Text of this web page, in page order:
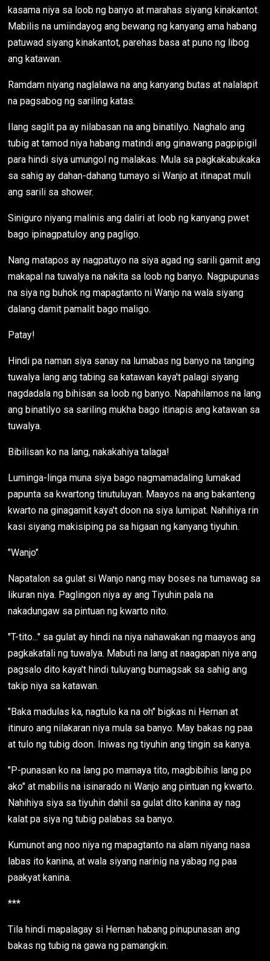
kasama niya sa loob ng banyo at marahas siyang kinakantot.
Mabilis na umiindayog ang bewang ng kanyang ama habang
patuwad siyang kinakantot, parehas basa at puno ng libog
ang katawan.
Ramdam niyang naglalawa na ang kanyang butas at nalalapit
na pagsabog ng sariling katas.
Ilang saglit pa ay nilabasan na ang binatilyo. Naghalo ang
tubig at tamod niya habang matindi ang ginawang pagpipigil
para hindi siya umungol ng malakas. Mula sa pagkakabukaka
sa sahig ay dahan-dahang tumayo si Wanjo at itinapat muli
ang sarili sa shower.
Siniguro niyang malinis ang daliri at loob ng kanyang pwet
bago ipinagpatuloy ang pagligo.
Nang matapos ay nagpatuyo na siya agad ng sarili gamit ang
makapal na tuwalya na nakita sa loob ng banyo. Nagpupunas
na siya ng buhok ng mapagtanto ni Wanjo na wala siyang
dalang damit pamalit bago maligo.
Patay!
Hindi pa naman siya sanay na lumabas ng banyo na tanging
tuwalya lang ang tabing sa katawan kaya't palagi siyang
nagdadala ng bihisan sa loob ng banyo. Napahilamos na lang
ang binatilyo sa sariling mukha bago itinapis ang katawan sa
tuwalya.
Bibilisan ko na lang, nakakahiya talaga!
Luminga-linga muna siya bago nagmamadaling lumakad
papunta sa kwartong tinutuluyan. Maayos na ang bakanteng
kwarto na ginagamit kaya't doon na siya lumipat. Nahihiya rin
kasi siyang makisiping pa sa higaan ng kanyang tiyuhin.
"Wanjo"
Napatalon sa gulat si Wanjo nang may boses na tumawag sa
likuran niya. Paglingon niya ay ang Tiyuhin pala na
nakadungaw sa pintuan ng kwarto nito.
"T-tito..." sa gulat ay hindi na niya nahawakan ng maayos ang
pagkakatali ng tuwalya. Mabuti na lang at naagapan niya ang
pagsalo dito kaya't hindi tuluyang bumagsak sa sahig ang
takip niya sa katawan.
"Baka madulas ka, nagtulo ka na oh" bigkas ni Hernan at
itinuro ang nilakaran niya mula sa banyo. May bakas ng paa
at tulo ng tubig doon. Iniwas ng tiyuhin ang tingin sa kanya.
"P-punasan ko na lang po mamaya tito, magbibihis lang po
ako" at mabilis na isinarado ni Wanjo ang pintuan ng kwarto.
Nahihiya siya sa tiyuhin dahil sa gulat dito kanina ay nag
kalat pa siya ng tubig palabas sa banyo.
Kumunot ang noo niya ng mapagtanto na alam niyang nasa
labas ito kanina, at wala siyang narinig na yabag ng paa
paakyat kanina.
***
Tila hindi mapalagay si Hernan habang pinupunasan ang
bakas ng tubig na gawa ng pamangkin.